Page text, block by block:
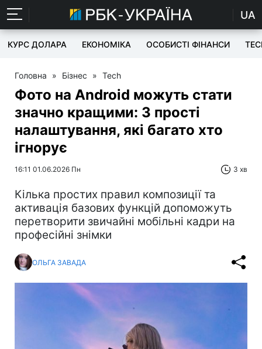
UA
КУРС ДОЛАРА ЕКОНОМІКА ОСОБИСТІ ФІНАНСИ
Головна » Бізнес » Tech
Фото на Android можуть стати
значно кращими: 3 прості
налаштування, які багато хто
ігнорує
16:11 01.06.2026 Пн 3 хв
Кілька простих правил композиції та
активація базових функцій допоможуть
перетворити звичайні мобільні кадри на
професійні знімки
ОЛЬГА ЗАВАДА